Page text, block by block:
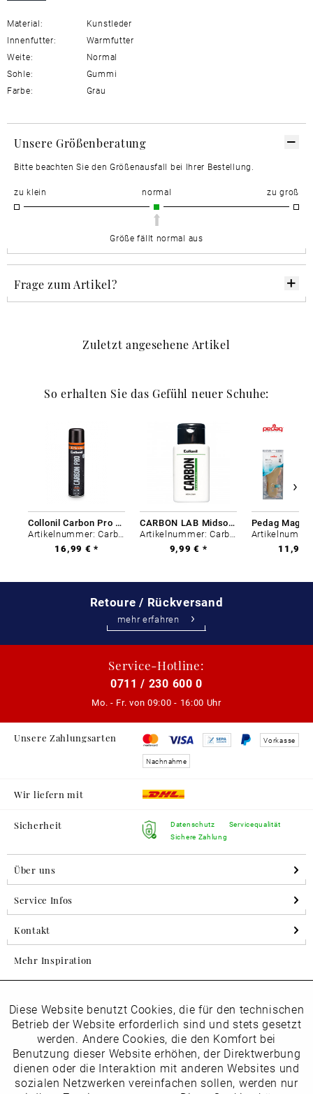
Material:
Kunstleder
Innenfutter:
Warmfutter
Weite:
Normal
Sohle:
Gummi
Farbe:
Grau
Unsere Größenberatung
Bitte beachten Sie den Größenausfall bei Ihrer Bestellung.
zu klein normal zu groß
Größe fällt normal aus
Frage zum Artikel?
Zuletzt angesehene Artikel
So erhalten Sie das Gefühl neuer Schuhe:
Collonil Carbon Pro 400 ml
Artikelnummer: Carbon-0
16,99 € *
CARBON LAB Midsole Cleaner
Artikelnummer: Carbon-0
9,99 € *
11,99
Retoure / Rückversand
mehr erfahren
Service-Hotline:
0711 / 230 600 0
Mo. - Fr. von 09:00 - 16:00 Uhr
Unsere Zahlungsarten Vorkasse
Nachnahme
Wir liefern mit
Sicherheit
Datenschutz
Sichere Zahlung
Servicequalität
Über uns
Service Infos
Kontakt
Mehr Inspiration
Folgen Sie uns auf Instagram
horsch_schuhe
Newsletter
Funktionale Aktiv
Marketing Inaktiv
Diese Website benutzt Cookies, die für den technischen
Betrieb der Website erforderlich sind und stets gesetzt
werden. Andere Cookies, die den Komfort bei
Benutzung dieser Website erhöhen, der Direktwerbung
dienen oder die Interaktion mit anderen Websites und
sozialen Netzwerken vereinfachen sollen, werden nur